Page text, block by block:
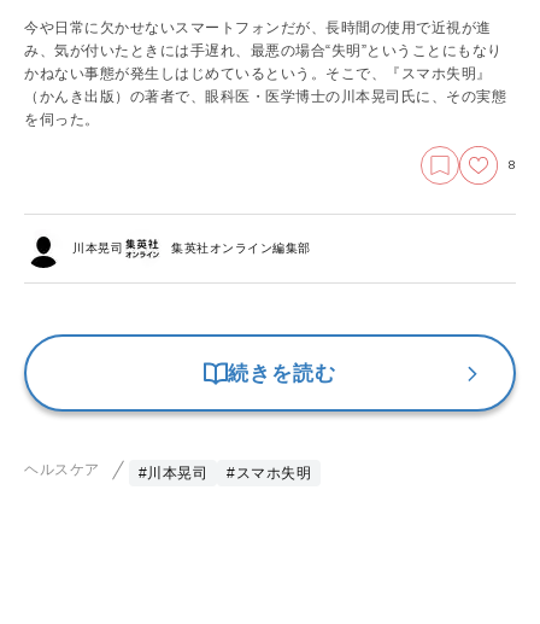
今や日常に欠かせないスマートフォンだが、長時間の使用で近視が進
み、気が付いたときには手遅れ、最悪の場合“失明”ということにもなり
かねない事態が発生しはじめているという。そこで、『スマホ失明』
（かんき出版）の著者で、眼科医・医学博士の川本晃司氏に、その実態
を伺った。
8
川本晃司 集英社オンライン編集部
続きを読む
ヘルスケア #川本晃司 #スマホ失明